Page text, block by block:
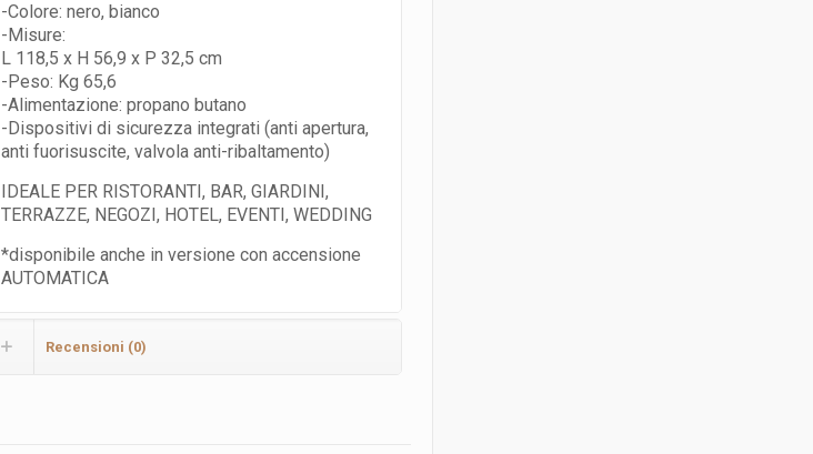
-Colore: nero, bianco
-Misure:
L 118,5 x H 56,9 x P 32,5 cm
-Peso: Kg 65,6
-Alimentazione: propano butano
-Dispositivi di sicurezza integrati (anti apertura,
anti fuorisuscite, valvola anti-ribaltamento)
IDEALE PER RISTORANTI, BAR, GIARDINI,
TERRAZZE, NEGOZI, HOTEL, EVENTI, WEDDING
*disponibile anche in versione con accensione
AUTOMATICA
Recensioni (0)